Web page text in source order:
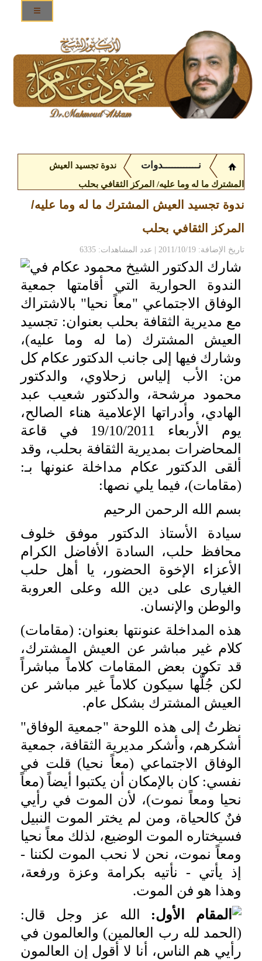
نــــــــــــدوات ندوة تجسيد العيش
المشترك ما له وما عليه/ المركز الثقافي بحلب
ندوة تجسيد العيش المشترك ما له وما عليه/
المركز الثقافي بحلب
تاريخ الإضافة: 2011/10/19 | عدد المشاهدات: 6335
شارك الدكتور الشيخ محمود عكام في
الندوة الحوارية التي أقامتها جمعية
الوفاق الاجتماعي "معاً نحيا" بالاشتراك
مع مديرية الثقافة بحلب بعنوان: تجسيد
العيش المشترك (ما له وما عليه)،
وشارك فيها إلى جانب الدكتور عكام كل
من: الأب إلياس زحلاوي، والدكتور
محمود مرشحة، والدكتور شعيب عبد
الهادي، وأدراتها الإعلامية هناء الصالح،
يوم الأربعاء 19/10/2011 في قاعة
المحاضرات بمديرية الثقافة بحلب، وقد
ألقى الدكتور عكام مداخلة عنونها بـ:
(مقامات)، فيما يلي نصها:
بسم الله الرحمن الرحيم
سيادة الأستاذ الدكتور موفق خلوف
محافظ حلب، السادة الأفاضل الكرام
الأعزاء الإخوة الحضور، يا أهل حلب
الغيارى على دين الله وعلى العروبة
والوطن والإنسان.
هذه المداخلة عنونتها بعنوان: (مقامات)
كلام غير مباشر عن العيش المشترك،
قد تكون بعض المقامات كلاماً مباشراً
لكن جُلَّها سيكون كلاماً غير مباشر عن
العيش المشترك بشكل عام.
نظرتُ إلى هذه اللوحة "جمعية الوفاق"
أشكرهم، وأشكر مديرية الثقافة، جمعية
الوفاق الاجتماعي (معاً نحيا) قلت في
نفسي: كان بالإمكان أن يكتبوا أيضاً (معاً
نحيا ومعاً نموت)، لأن الموت في رأيي
فنٌ كالحياة، ومن لم يختر الموت النبيل
فسيختاره الموت الوضيع، لذلك معاً نحيا
ومعاً نموت، نحن لا نحب الموت لكننا -
إذ يأتي - نأتيه بكرامة وعزة ورفعة،
وهذا هو فن الموت.
المقام الأول: الله عز وجل قال:
(الحمد لله رب العالمين) والعالمون في
رأيي هم الناس، أنا لا أقول إن العالمون